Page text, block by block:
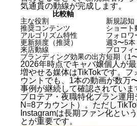
気通貫の動線が完成します。
比較軸
主な役割
新規認知
推奨コンテンツ
ショート
アルゴリズム特性
フォロワ
更新頻度（推奨）
週3〜5本
来店動線
プロフィ
ブランディング効果の出方短期（1
2026年時点でキャバ嬢個人が
増やせる媒体はTikTokです。フ
ウントでも、1本の動画が数万
事例が継続して確認されてい
プロテア・夜職特化プラン運用
N=8アカウント）。ただし
Instagramは長期ファン化とい
とが重要です。